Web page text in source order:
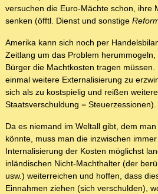
versuchen die Euro-Mächte schon, ihre
senken (öfftl. Dienst und sonstige
Amerika kann sich noch per
Zeitlang um das Problem
Bürger die Machtkosten tragen
einmal weitere Externalisierung zu
sich als zu kostspielig und reißen
Staatsverschuldung = Steuerzessionen).
Da es niemand im Weltall gibt, dem
könnte, muss man die inzwischen
Internalisierung der Kosten möglichst
inländischen Nicht-Machthalter (der
usw.) weiterreichen und hoffen, dass
Einnahmen ziehen (sich verschulden),